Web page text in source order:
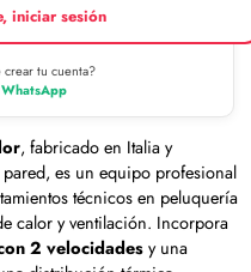
iniciar sesión
crear tu cuenta?
, fabricado en Italia y
es un equipo profesional
técnicos en peluquería
calor y ventilación. Incorpora
2 velocidadesy una